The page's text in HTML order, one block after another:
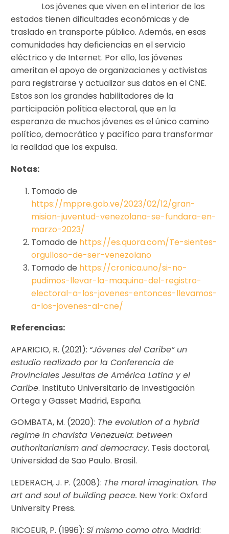
Los jóvenes que viven en el interior de los
estados tienen dificultades económicas y de
traslado en transporte público. Además, en esas
comunidades hay deficiencias en el servicio
eléctrico y de Internet. Por ello, los jóvenes
ameritan el apoyo de organizaciones y activistas
para registrarse y actualizar sus datos en el CNE.
Estos son los grandes habilitadores de la
participación política electoral, que en la
esperanza de muchos jóvenes es el único camino
político, democrático y pacífico para transformar
la realidad que los expulsa.
Notas:
Tomado de
https://mppre.gob.ve/2023/02/12/gran-
mision-juventud-venezolana-se-fundara-en-
marzo-2023/
Tomado de https://es.quora.com/Te-sientes-
orgulloso-de-ser-venezolano
Tomado de https://cronica.uno/si-no-
pudimos-llevar-la-maquina-del-registro-
electoral-a-los-jovenes-entonces-llevamos-
a-los-jovenes-al-cne/
Referencias:
APARICIO, R. (2021): “Jóvenes del Caribe” un
estudio realizado por la Conferencia de
Provinciales Jesuitas de América Latina y el
Caribe. Instituto Universitario de Investigación
Ortega y Gasset Madrid, España.
GOMBATA, M. (2020): The evolution of a hybrid
regime in chavista Venezuela: between
authoritarianism and democracy. Tesis doctoral,
Universidad de Sao Paulo. Brasil.
LEDERACH, J. P. (2008): The moral imagination. The
art and soul of building peace. New York: Oxford
University Press.
RICOEUR, P. (1996): Sí mismo como otro. Madrid: